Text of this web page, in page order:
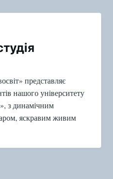
представляє
нашого університету
з динамічним
яскравим живим